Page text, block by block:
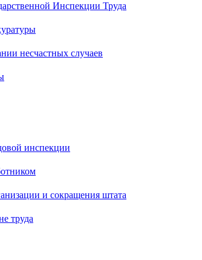
Инспекции Труда
несчастных случаев
инспекции
и сокращения штата
труда